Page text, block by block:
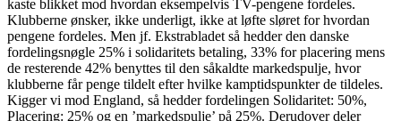
kaste blikket mod hvordan eksempelvis TV-pengene fordeles.
Klubberne ønsker, ikke underligt, ikke at løfte sløret for hvordan
pengene fordeles. Men jf. Ekstrabladet så hedder den danske
fordelingsnøgle 25% i solidaritets betaling, 33% for placering mens
de resterende 42% benyttes til den såkaldte markedspulje, hvor
klubberne får penge tildelt efter hvilke kamptidspunkter de tildeles.
Kigger vi mod England, så hedder fordelingen Solidaritet: 50%,
Placering: 25% og en ’markedspulje’ på 25%. Derudover deler